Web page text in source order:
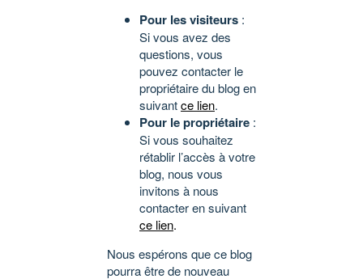
Pour les visiteurs :
Si vous avez des
questions, vous
pouvez contacter le
propriétaire du blog en
suivantce lien.
Pour le propriétaire :
Si vous souhaitez
rétablir l’accès à votre
blog, nous vous
invitons à nous
contacter en suivant
ce lien.
Nous espérons que ce blog
pourra être de nouveau